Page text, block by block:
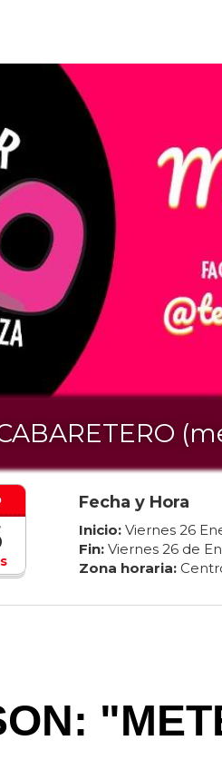
Fecha y Hora
Inicio: Viernes 26
Fin: Viernes 26de
Zona horaria: